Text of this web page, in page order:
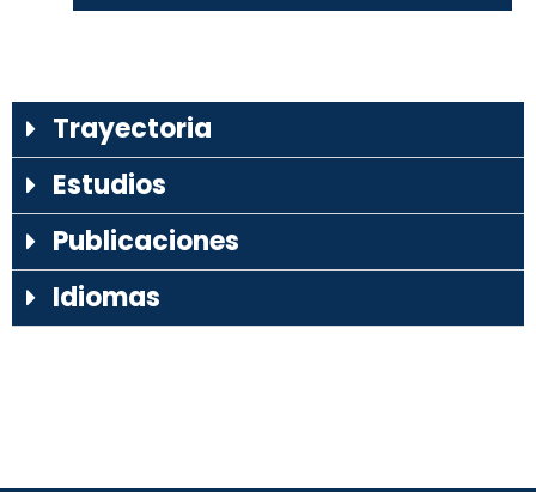
Trayectoria
Estudios
Publicaciones
Idiomas